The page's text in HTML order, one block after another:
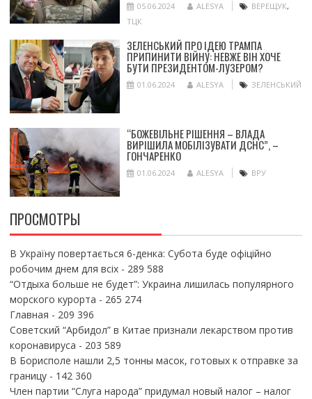
05.06.2024 ALESYA ВЕРЕЩУК,
ТЦК
ЗЕЛЕНСЬКИЙ ПРО ІДЕЮ ТРАМПА
ПРИПИНИТИ ВІЙНУ: НЕВЖЕ ВІН ХОЧЕ
БУТИ ПРЕЗИДЕНТОМ-ЛУЗЕРОМ?
01.06.2024 ALESYA ЗЕЛЕНСЬКИЙ
“БОЖЕВІЛЬНЕ РІШЕННЯ – ВЛАДА
ВИРІШИЛА МОБІЛІЗУВАТИ ДСНС”, –
ГОНЧАРЕНКО
01.06.2024 ALESYA ВРУ
ПРОСМОТРЫ
В Україну повертається 6-денка: Субота буде офіційно
робочим днем для всіх- 289 588
“Отдыха больше не будет”: Украина лишилась популярного
морского курорта - 265 274
Главная - 209 396
Советский “Арбидол” в Китае признали лекарством против
коронавируса - 203 589
В Борисполе нашли 2,5 тонны масок, готовых к отправке за
границу- 142 360
Член партии “Слуга народа” придумал новый налог – налог